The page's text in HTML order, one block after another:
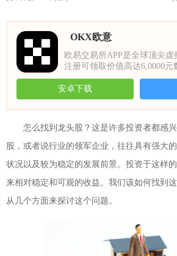
OKX欧意
欧易交易所APP是全球顶尖
注册可领取价值高达6,0000元
安卓下载
怎么找到龙头股？这是许多投资者都感
股，或者说行业的领军企业，往往具有强大
状况以及较为稳定的发展前景。投资于这样
来相对稳定和可观的收益。我们该如何找到
从几个方面来探讨这个问题。